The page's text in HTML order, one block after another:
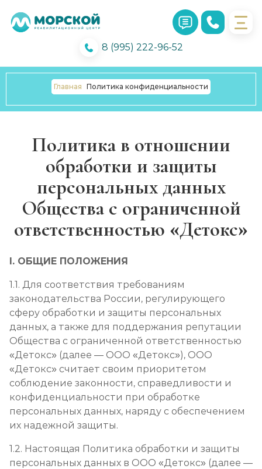
8 (995) 222-96-52
Главная Политика конфиденциальности
Политика в отношении
обработки и защиты
персональных данных
Общества с ограниченной
ответственностью «Детокс»
I. ОБЩИЕ ПОЛОЖЕНИЯ
1.1. Для соответствия требованиям
законодательства России, регулирующего
сферу обработки и защиты персональных
данных, а также для поддержания репутации
Общества с ограниченной ответственностью
«Детокс» (далее — ООО «Детокс»), ООО
«Детокс» считает своим приоритетом
соблюдение законности, справедливости и
конфиденциальности при обработке
персональных данных, наряду с обеспечением
их надежной защиты.
1.2. Настоящая Политика обработки и защиты
персональных данных в ООО «Детокс» (далее —